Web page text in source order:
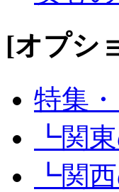
[オプシ
特集
┗関
┗関